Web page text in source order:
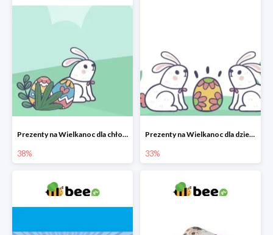
Prezenty na Wielkanoc dla chłopców w Bee do -38%
38%
Prezenty na Wielkanoc dla dziewczynek w Bee do -33%
33%